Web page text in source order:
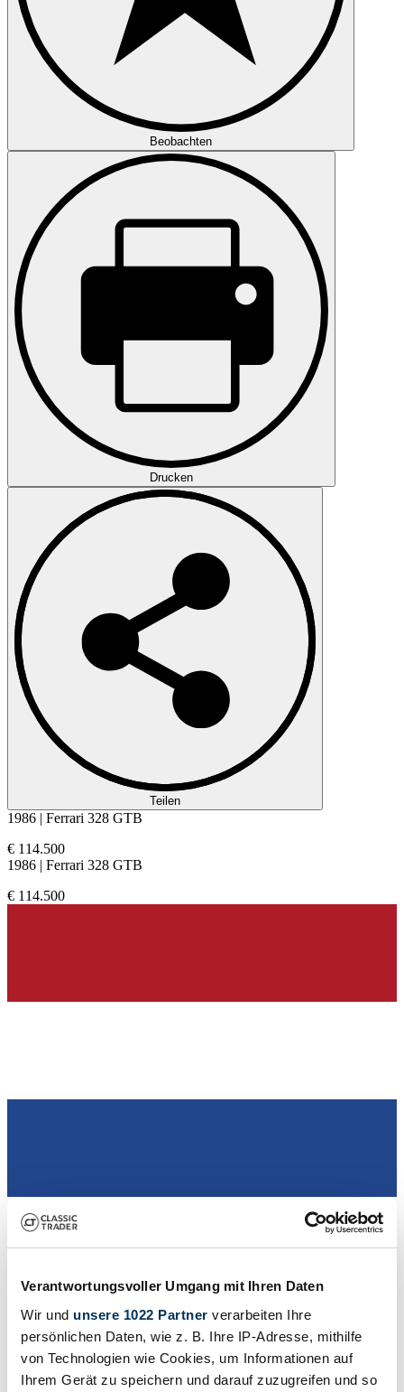
Verantwortungsvoller Umgang mit Ihren Daten
Wir und unsere 1022 Partner verarbeiten Ihre
persönlichen Daten, wie z. B. Ihre IP-Adresse, mithilfe
von Technologien wie Cookies, um Informationen auf
Ihrem Gerät zu speichern und darauf zuzugreifen und so
Beobachten
Drucken
Teilen
1986 | Ferrari 328 GTB
€ 114.500
1986 | Ferrari 328 GTB
€ 114.500
Händler